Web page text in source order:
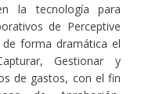
la tecnología para
de Perceptive
forma dramática el
Gestionar y
de gastos, con el fin